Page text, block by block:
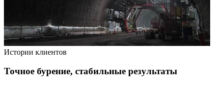
Истории клиентов
Точное бурение, стабильные результаты